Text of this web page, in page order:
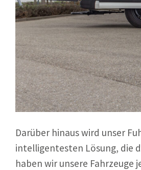
Darüber hinaus wird unser
intelligentesten Lösung, die
haben wir unsere Fahrzeuge